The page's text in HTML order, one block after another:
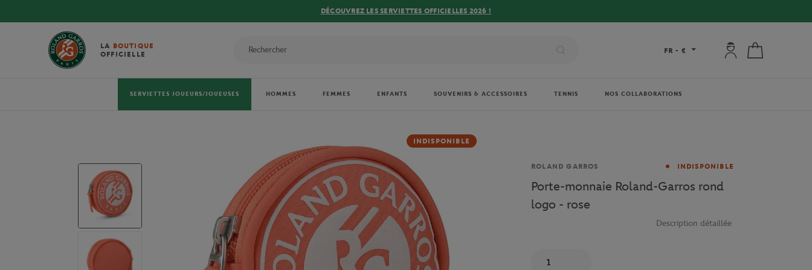
DÉCOUVREZ LES SERVIETTES OFFICIELLES 2026 !
LA BOUTIQUE
OFFICIELLE
FR - € Mon compte : se
SERVIETTES JOUEURS/JOUEUSES HOMMES FEMMES ENFANTS SOUVENIRS & ACCESSOIRES TENNIS NOS COLLABORATIONS
INDISPONIBLE
Marque
ROLAND GARROS INDISPONIBLE
Porte-monnaie Roland-Garros rond
logo - rose
Description détaillée